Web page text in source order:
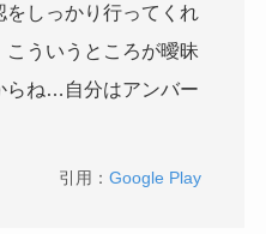
しっかり行ってくれ
ういうところが曖昧
らね…自分はアンバー
引用：Google Play